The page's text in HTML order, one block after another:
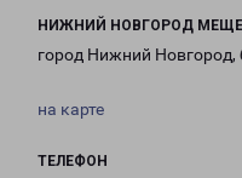
НИЖНИЙ НОВГОРОД
город Нижний
на карте
ТЕЛЕФОН